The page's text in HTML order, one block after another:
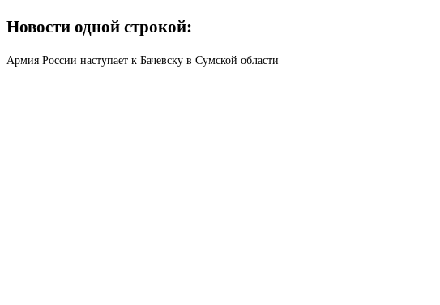
Новости одной строкой:
Армия России наступает к Бачевску в Сумской области